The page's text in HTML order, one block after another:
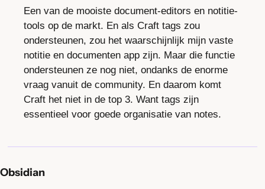
Een van de mooiste document-editors en notitie-
tools op de markt. En als Craft tags zou
ondersteunen, zou het waarschijnlijk mijn vaste
notitie en documenten app zijn. Maar die functie
ondersteunen ze nog niet, ondanks de enorme
vraag vanuit de community. En daarom komt
Craft het niet in de top 3. Want tags zijn
essentieel voor goede organisatie van notes.
Obsidian